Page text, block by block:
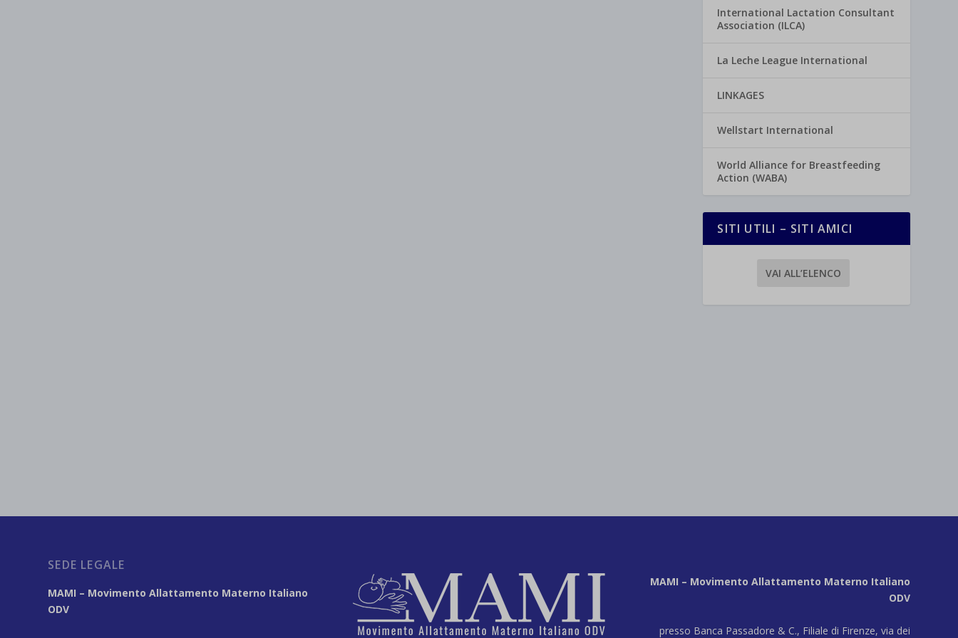
International Lactation Consultant
Association (ILCA)
La Leche League International
LINKAGES
Wellstart International
World Alliance for Breastfeeding
Action (WABA)
SITI UTILI – SITI AMICI
VAI ALL’ELENCO
SEDE LEGALE
MAMI – Movimento Allattamento Materno Italiano
ODV
MAMI – Movimento Allattamento Materno Italiano
ODV
presso Banca Passadore & C., Filiale di Firenze, via dei